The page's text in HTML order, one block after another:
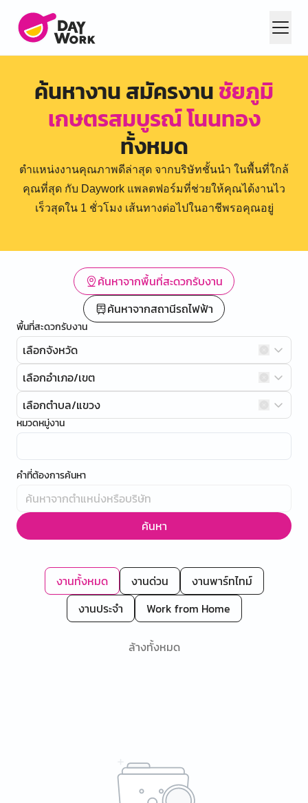
ค้นหางาน สมัครงานชัยภูมิ
เกษตรสมบูรณ์ โนนทอง
ทั้งหมด
ตำแหน่งงานคุณภาพดีล่าสุด จากบริษัทชั้นนำ ในพื้นที่ใกล้
คุณที่สุด กับ Daywork แพลตฟอร์มที่ช่วยให้คุณได้งานไว
เร็วสุดใน 1 ชั่วโมง เส้นทางต่อไปในอาชีพรอคุณอยู่
ค้นหาจากพื้นที่สะดวกรับงาน
ค้นหาจากสถานีรถไฟฟ้า
พื้นที่สะดวกรับงาน
เลือกจังหวัด
เลือกอำเภอ/เขต
เลือกตำบล/แขวง
หมวดหมู่งาน
คำที่ต้องการค้นหา
ค้นหา
งานทั้งหมด งานด่วน
งานพาร์ทไทม์
งานประจำ
Work from Home
ล้างทั้งหมด